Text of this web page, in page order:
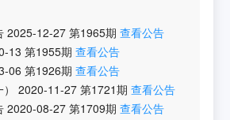
2025-12-27 第1965期 查看公告
13 第1955期 查看公告
06 第1926期 查看公告
2020-11-27 第1721期 查看公告
2020-08-27 第1709期 查看公告